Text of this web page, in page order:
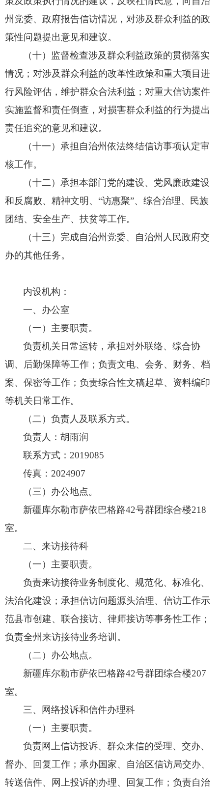
州党委、 政府报告信访情况， 对涉及群众利益的政
策性问题提出意见和建议。
（十）监督检查涉及群众利益政策的贯彻落实
情况； 对涉及群众利益的改革性政策和重大项目进
行风险评估， 维护群众合法利益； 对重大信访案件
实施监督和责任倒查， 对损害群众利益的行为提出
责任追究的意见和建议。
（十一）承担自治州依法终结信访事项认定审
核工作。
（十二）承担本部门党的建设、 党风廉政建设
和反腐败、 精神文明、 “访惠聚”、 综合治理、
民族
团结、 安全生产、 扶贫等工作。
（十三）完成自治州党委、自治州人民政府交
办的其他任务。
内设机构：
一、办公室
（一）主要职责。
负责机关日常运转， 承担对外联络、综合协
调、 后勤保障等工作； 负责文电、 会务、 财务、 档
案、 保密等工作； 负责综合性文稿起草、 资料编印
等机关日常工作。
（二）负责人及联系方式。
负责人：胡雨润
联系方式：2019085
传真：2024907
（三）办公地点。
新疆库尔勒市萨依巴格路42号群团综合楼218
室。
二、来访接待科
（一）主要职责。
负责来访接待业务制度化、规范化、标准化、
法治化建设； 承担信访问题源头治理、 信访工作示
范县市创建、 联合接访、 律师接访等事务性工作；
负责全州来访接待业务培训。
（二）办公地点。
新疆库尔勒市萨依巴格路42号群团综合楼207
室。
三、网络投诉和信件办理科
（一）主要职责。
负责网上信访投诉、 群众来信的受理、交办、
督办、
回复工作； 承办国家、 自治区信访局交办、
转送信件、
网上投诉的办理、 回复工作； 负责自治